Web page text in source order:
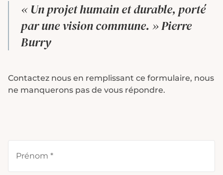
« Un projet humain et durable, porté
par une vision commune. »Pierre
Burry
Contactez nous en remplissant ce formulaire, nous
ne manquerons pas de vous répondre.
Prénom *